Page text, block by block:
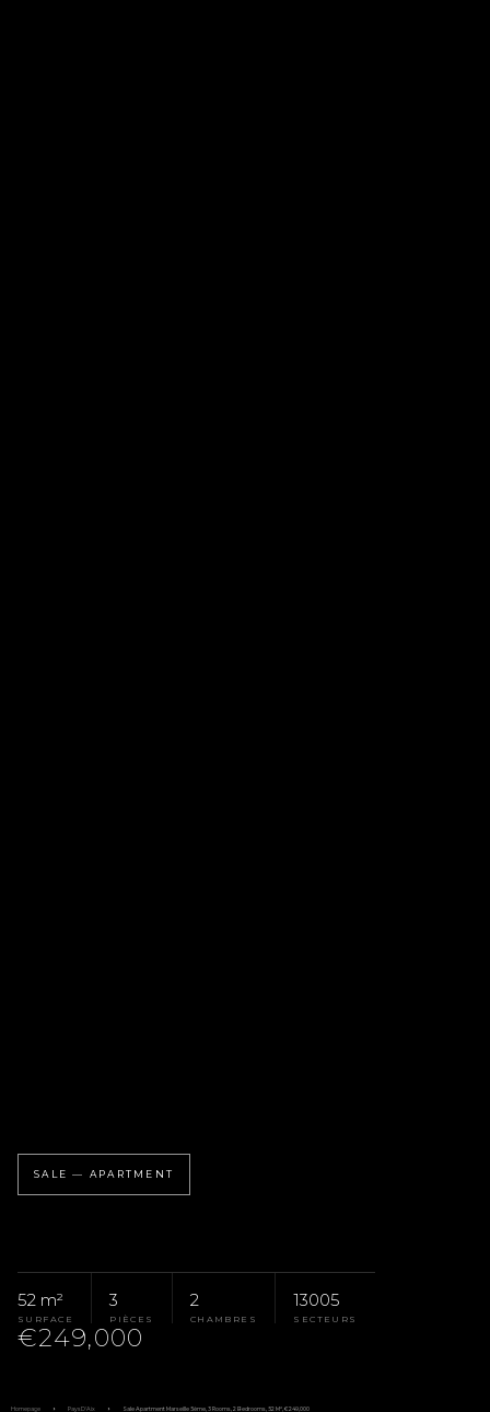
SALE — APARTMENT
52 m²
SURFACE
3
PIÈCES
2
CHAMBRES
13005
SECTEURS
€249,000
Homepage Pays D'Aix Sale Apartment Marseille 5ème, 3 Rooms, 2 Bedrooms, 52 M², €249,000